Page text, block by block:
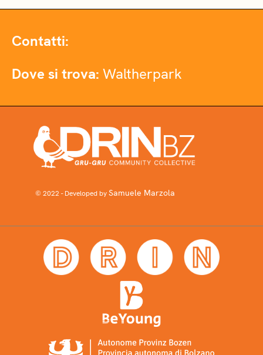
Contatti:
Dove si trova: Waltherpark
© 2022 - Developed bySamuele Marzola